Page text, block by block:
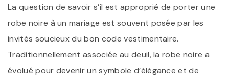
La question de savoir s’il est approprié de porter une
robe noire à un mariage est souvent posée par les
invités soucieux du bon code vestimentaire.
Traditionnellement associée au deuil, la robe noire a
évolué pour devenir un symbole d’élégance et de